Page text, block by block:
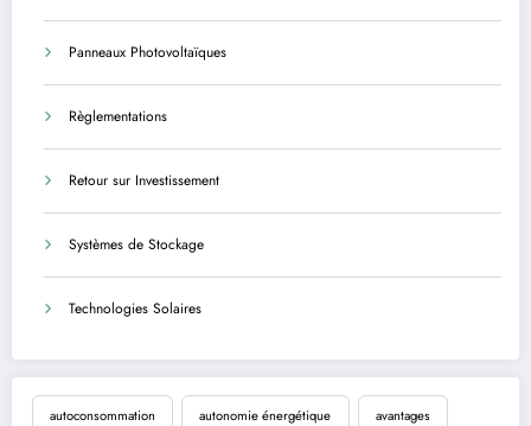
Panneaux Photovoltaïques
Règlementations
Retour sur Investissement
Systèmes de Stockage
Technologies Solaires
autoconsommation autonomie énergétique avantages